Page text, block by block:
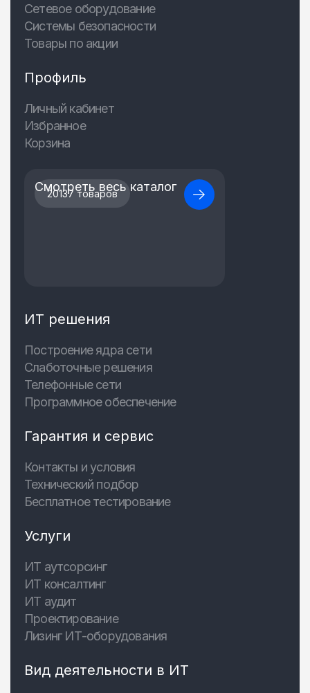
Сетевое оборудование
Системы безопасности
Товары по акции
Профиль
Личный кабинет
Избранное
Корзина
20137 товаров
Смотреть весь каталог
ИТ решения
Построение ядра сети
Слаботочные решения
Телефонные сети
Программное обеспечение
Гарантия и сервис
Контакты и условия
Технический подбор
Бесплатное тестирование
Услуги
ИТ аутсорсинг
ИТ консалтинг
ИТ аудит
Проектирование
Лизинг ИТ-оборудования
Вид деятельности в ИТ